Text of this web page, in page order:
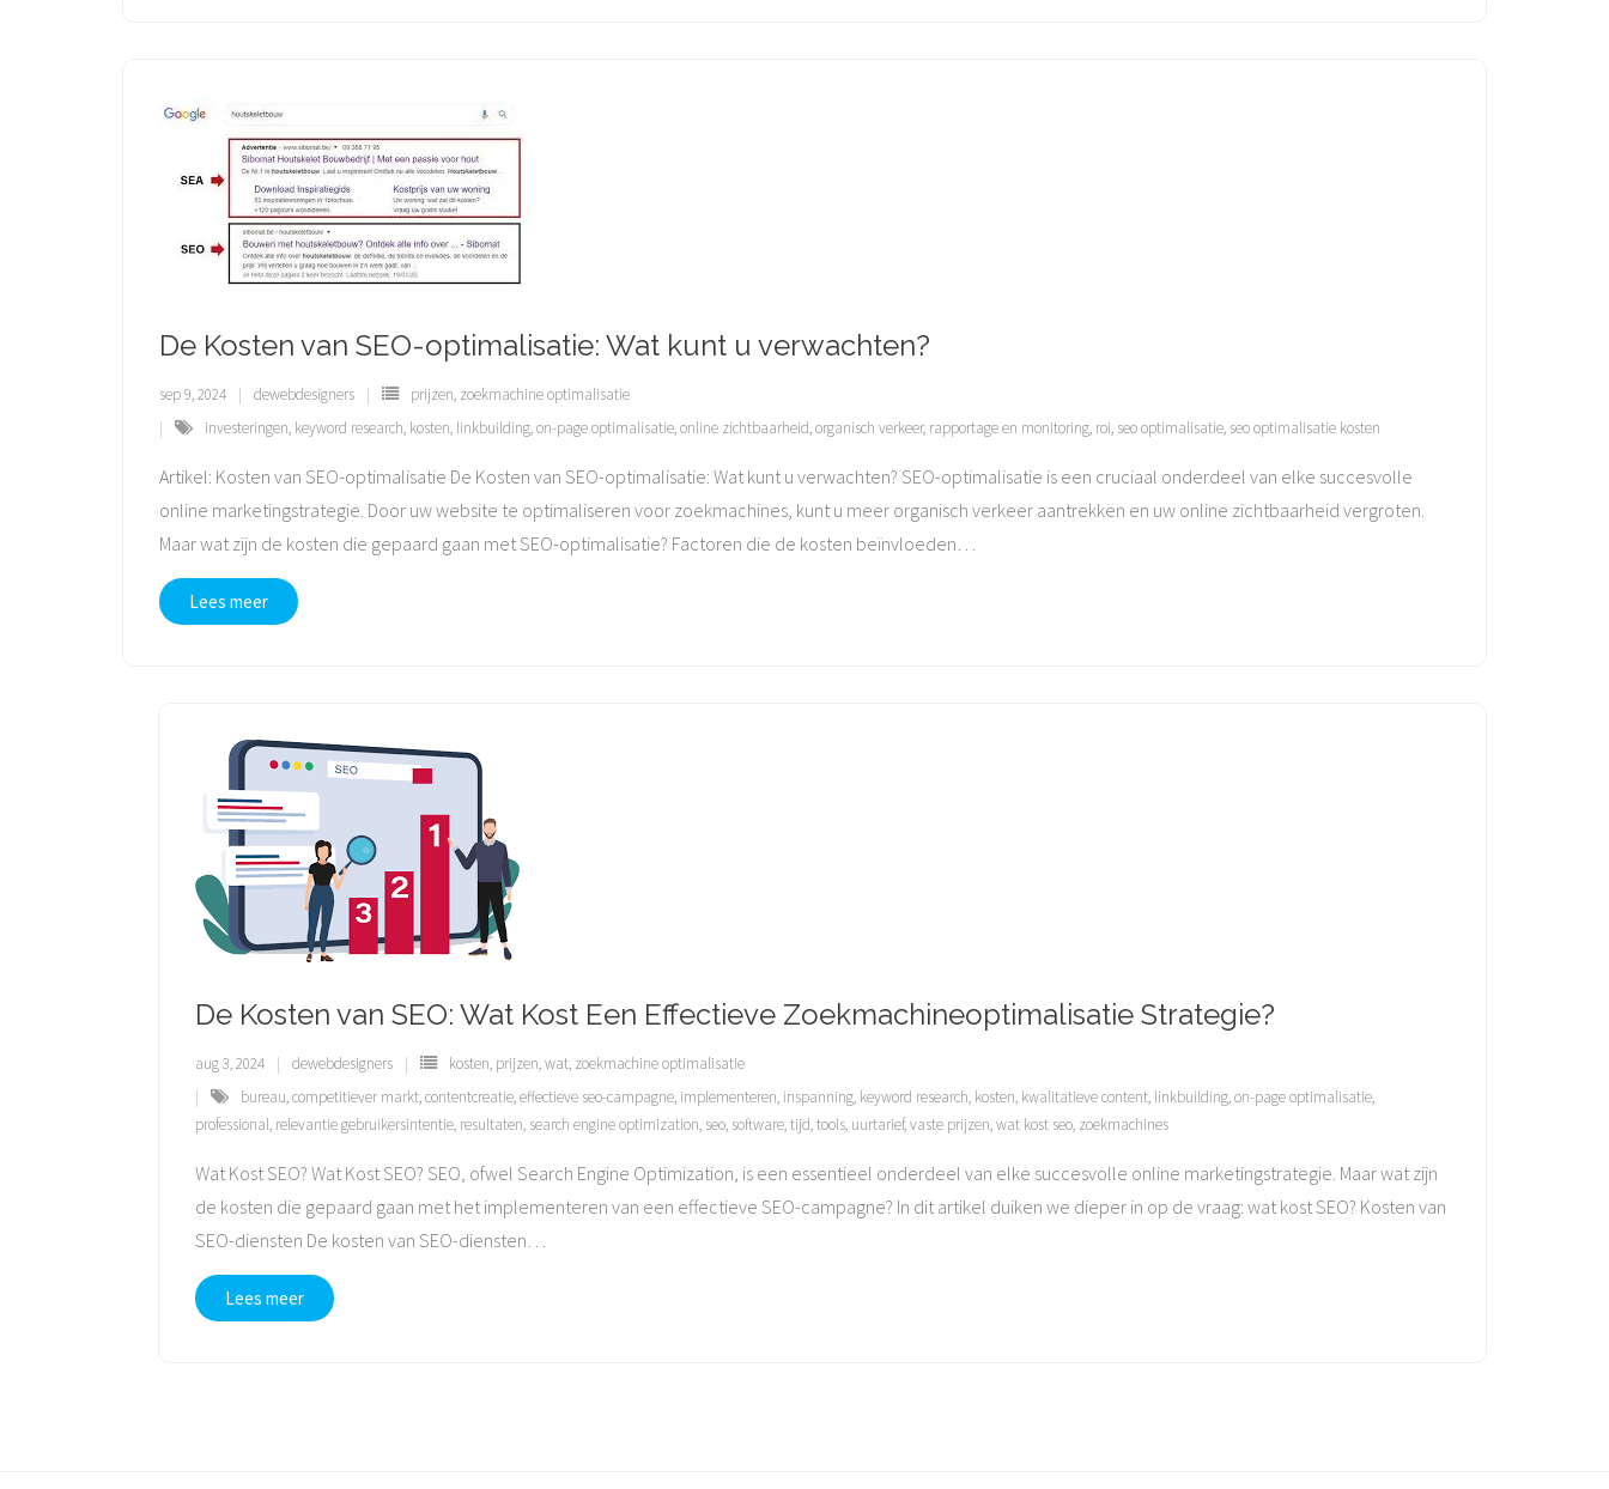
De Kosten van SEO-optimalisatie: Wat kunt u verwachten?
sep 9, 2024 dewebdesigners prijzen, zoekmachine optimalisatie
investeringen, keyword research, kosten, linkbuilding,on-page optimalisatie,online zichtbaarheid,organisch verkeer, rapportage en monitoring, roi, seo optimalisatie, seo optimalisatie kosten
Artikel: Kosten van SEO-optimalisatie De Kosten van SEO-optimalisatie: Wat kunt u verwachten? SEO-optimalisatie is een cruciaal onderdeel van elke succesvolle
online marketingstrategie. Door uw website te optimaliseren voor zoekmachines, kunt u meer organisch verkeer aantrekken en uw online zichtbaarheid vergroten.
Maar wat zijn de kosten die gepaard gaan met SEO-optimalisatie? Factoren die de kosten beïnvloeden…
Lees meer
De Kosten van SEO: Wat Kost Een Effectieve Zoekmachineoptimalisatie Strategie?
aug 3, 2024 dewebdesigners kosten, prijzen,wat, zoekmachine optimalisatie
bureau,competitiever markt,contentcreatie,effectieve seo-campagne, implementeren, inspanning, keyword research, kosten, kwalitatieve content, linkbuilding,on-page optimalisatie,
professional, relevantie gebruikersintentie, resultaten, search engine optimization, seo, software,tijd,tools, uurtarief,vaste prijzen,wat kost seo, zoekmachines
Wat Kost SEO? Wat Kost SEO? SEO, ofwel Search Engine Optimization, is een essentieel onderdeel van elke succesvolle online marketingstrategie. Maar wat zijn
de kosten die gepaard gaan met het implementeren van een effectieve SEO-campagne? In dit artikel duiken we dieper in op de vraag: wat kost SEO? Kosten van
SEO-diensten De kosten van SEO-diensten…
Lees meer